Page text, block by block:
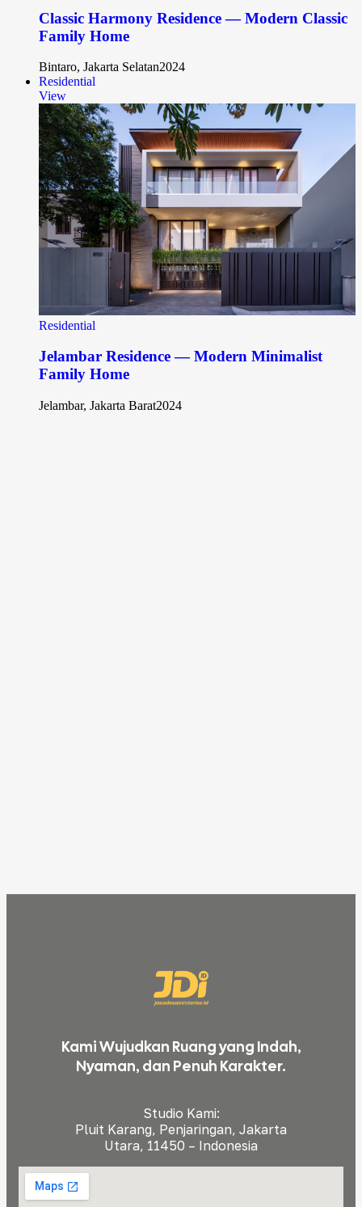
Classic Harmony Residence — Modern Classic
Family Home
Bintaro, Jakarta Selatan2024
Residential
View
Residential
Jelambar Residence — Modern Minimalist
Family Home
Jelambar, Jakarta Barat2024
Kami Wujudkan Ruang yang Indah,
Nyaman, dan Penuh Karakter.
Studio Kami:
Pluit Karang, Penjaringan, Jakarta
Utara, 11450 – Indonesia